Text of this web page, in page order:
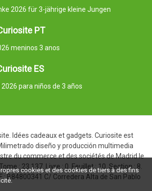
2026 für 3-jährige kleine Jungen
PT
meninos 3 anos
ES
para niños de 3 años
Idées cadeaux et gadgets. Curiosite est
diseño y producción multimedia
du commerce et des sociétés de Madrid le
: 23.137. Livre : 0. Feuillet : 10. Section : 8.
: B84800341 C/ Corredera Alta de San Pablo
cookies et des cookies de tiers à des fins